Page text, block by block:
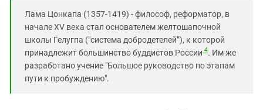
Лама Цонкапа (1357-1419) - философ, реформатор, в
начале XV века стал основателем желтошапочной
школы Гелугпа ("система добродетелей”), к которой
принадлежит большинство буддистов России 4. Им же
разработано учение "Большое руководство по этапам
пути к пробуждению".